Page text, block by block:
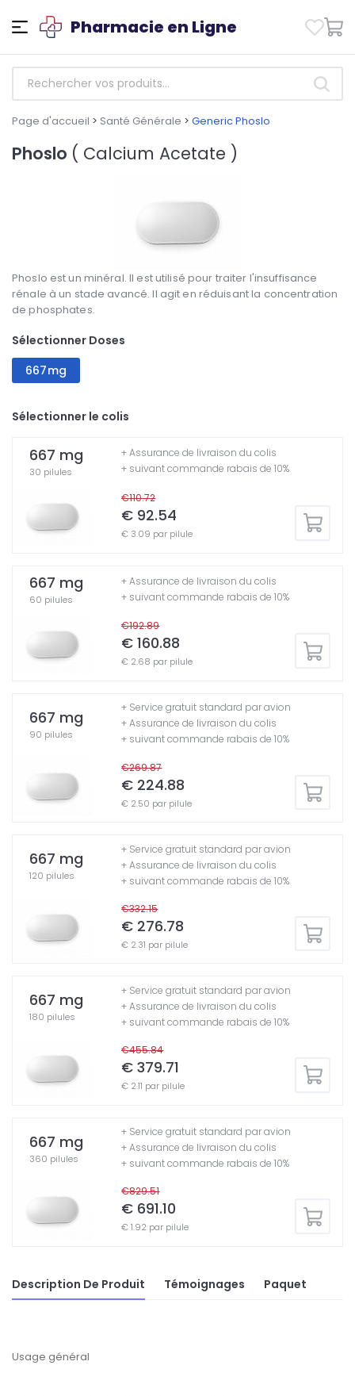
Pharmacie en Ligne
Page d'accueil > Santé Générale > Generic Phoslo
Phoslo ( Calcium Acetate )
Phoslo est un minéral. Il est utilisé pour traiter l'insuffisance
rénale à un stade avancé. Il agit en réduisant la concentration
de phosphates.
Sélectionner Doses
667mg
Sélectionner le colis
667 mg
30 pilules
€110.72
€ 92.54
€ 3.09 par pilule
+ Assurance de livraison du colis
+ suivant commande rabais de 10%
667 mg
60 pilules
€192.89
€ 160.88
€ 2.68 par pilule
+ Assurance de livraison du colis
+ suivant commande rabais de 10%
667 mg
90 pilules
€269.87
€ 224.88
€ 2.50 par pilule
+ Service gratuit standard par avion
+ Assurance de livraison du colis
+ suivant commande rabais de 10%
667 mg
120 pilules
€332.15
€ 276.78
€ 2.31 par pilule
+ Service gratuit standard par avion
+ Assurance de livraison du colis
+ suivant commande rabais de 10%
667 mg
180 pilules
€455.84
€ 379.71
€ 2.11 par pilule
+ Service gratuit standard par avion
+ Assurance de livraison du colis
+ suivant commande rabais de 10%
667 mg
360 pilules
€829.51
€ 691.10
€ 1.92 par pilule
+ Service gratuit standard par avion
+ Assurance de livraison du colis
+ suivant commande rabais de 10%
Description De Produit Témoignages Paquet
Usage général